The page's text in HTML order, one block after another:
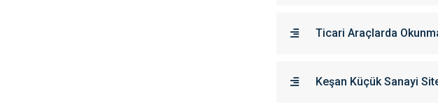
Ticari Araçlarda
Keşan Küçük Sanayi